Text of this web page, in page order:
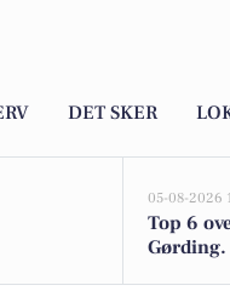
DET SKER
05-08-2026
Top 6